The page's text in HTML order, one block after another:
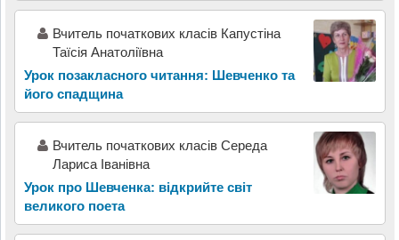
Вчитель початкових класів Капустіна
Таїсія Анатоліївна
Урок позакласного читання: Шевченко та
його спадщина
Вчитель початкових класів Середа
Лариса Іванівна
Урок про Шевченка: відкрийте світ
великого поета